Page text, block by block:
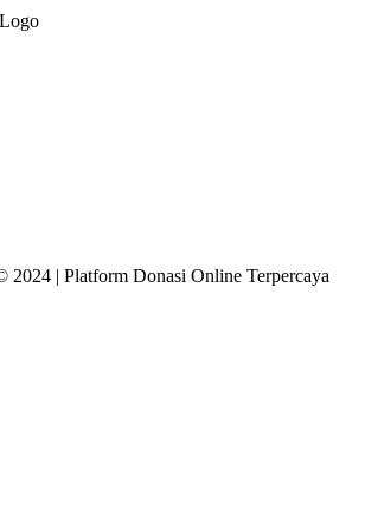
2024 | Platform Donasi Online Terpercaya